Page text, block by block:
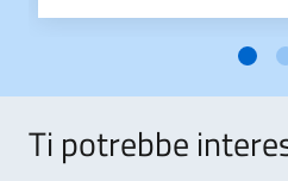
Ti potrebbe